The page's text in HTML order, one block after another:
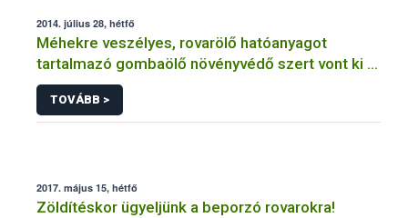
2014. július 28, hétfő
Méhekre veszélyes, rovarölő hatóanyagot
tartalmazó gombaölő növényvédő szert vont ki a
forgalomból a NÉBIH
TOVÁBB >
2017. május 15, hétfő
Zöldítéskor ügyeljünk a beporzó rovarokra!